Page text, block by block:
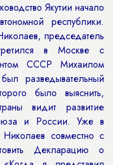
Якутии начало
республики.
председатель
в Москве с
СССР Михаилом
разведывательный
было выяснить,
видит развитие
и России. Уже в
совместно с
Декларацию о